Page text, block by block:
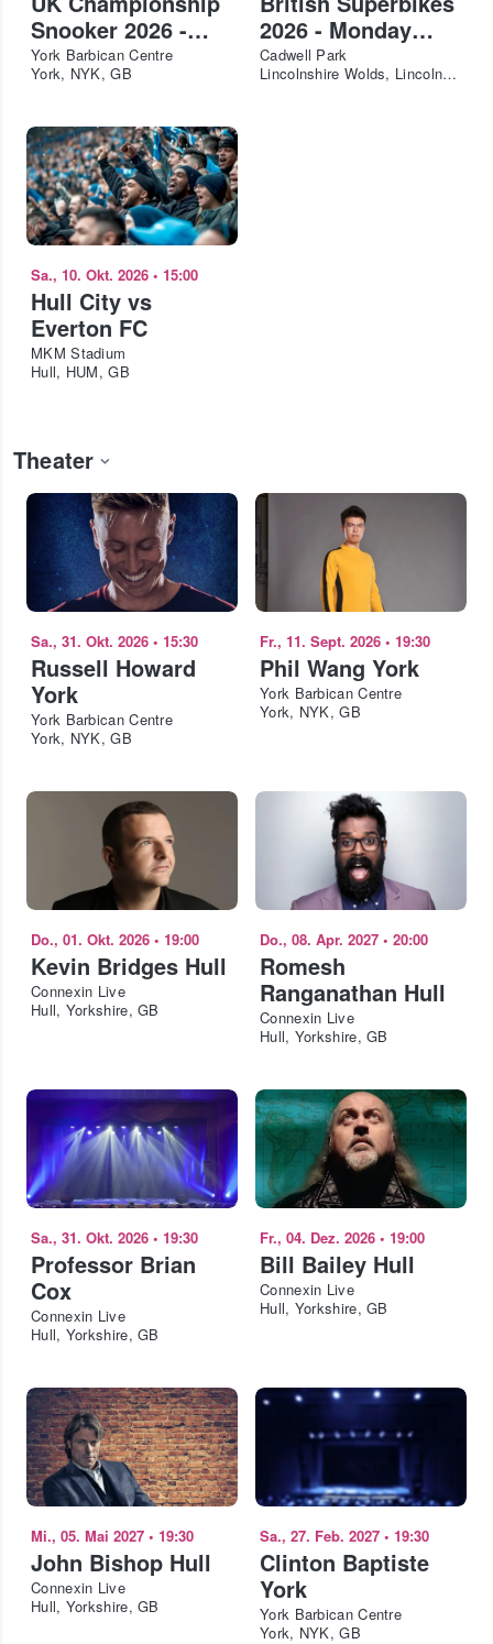
Snooker 2026 -
Last 32 - Afternoon
York Barbican Centre
York, NYK, GB
2026 - Monday
Adult
Cadwell Park
Lincolnshire Wolds, Lincolnshire, GB
Sa., 10. Okt. 2026 • 15:00
Hull City vs
Everton FC
MKM Stadium
Hull, HUM, GB
Theater
Sa., 31. Okt. 2026 • 15:30
Russell Howard
York
York Barbican Centre
York, NYK, GB
Fr., 11. Sept. 2026 • 19:30
Phil Wang York
York Barbican Centre
York, NYK, GB
Do., 01. Okt. 2026 • 19:00
Kevin Bridges Hull
Connexin Live
Hull, Yorkshire, GB
Do., 08. Apr. 2027 • 20:00
Romesh
Ranganathan Hull
Connexin Live
Hull, Yorkshire, GB
Sa., 31. Okt. 2026 • 19:30
Professor Brian
Cox
Connexin Live
Hull, Yorkshire, GB
Fr., 04. Dez. 2026 • 19:00
Bill Bailey Hull
Connexin Live
Hull, Yorkshire, GB
Mi., 05. Mai 2027 • 19:30
John Bishop Hull
Connexin Live
Hull, Yorkshire, GB
Sa., 27. Feb. 2027 • 19:30
Clinton Baptiste
York
York Barbican Centre
York, NYK, GB